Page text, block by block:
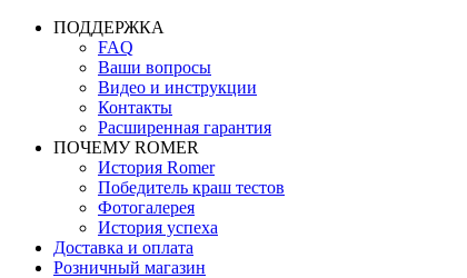
ПОДДЕРЖКА
FAQ
Ваши вопросы
Видео и инструкции
Контакты
Расширенная гарантия
ПОЧЕМУ ROMER
История Romer
Победитель краш тестов
Фотогалерея
История успеха
Доставка и оплата
Розничный магазин